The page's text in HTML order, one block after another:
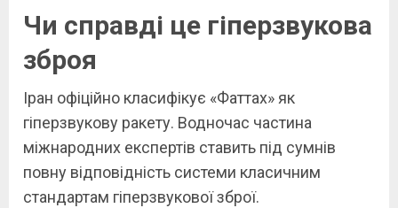
Чи справді це гіперзвукова
зброя
Іран офіційно класифікує «Фаттах» як
гіперзвукову ракету. Водночас частина
міжнародних експертів ставить під сумнів
повну відповідність системи класичним
стандартам гіперзвукової зброї.